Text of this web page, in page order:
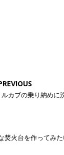
ルカブの乗り納めに
焚火台を作ってみ